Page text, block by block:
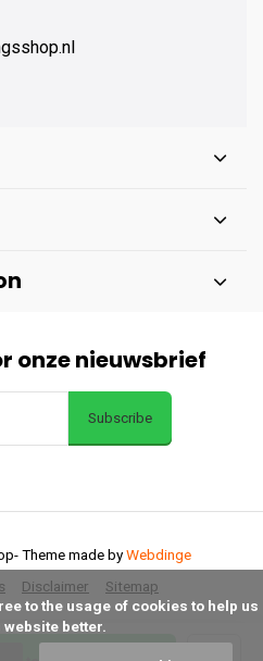
onze nieuwsbrief
Subscribe
Disclaimer Sitemap
- Theme made byWebdinge
website better.